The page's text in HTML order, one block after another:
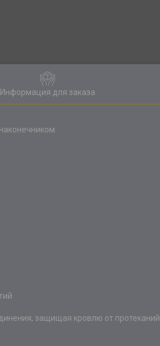
Информация для заказа
защищая кровлю от протеканий